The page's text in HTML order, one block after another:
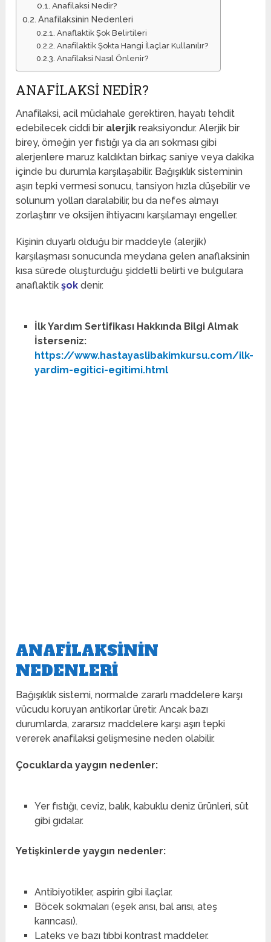
Anafilaksi Nedir?
Anafilaksinin Nedenleri
Anaflaktik Şok Belirtileri
Anafilaktik Şokta Hangi İlaçlar Kullanılır?
Anafilaksi Nasıl Önlenir?
ANAFILAKSI NEDIR?
Anafilaksi, acil müdahale gerektiren, hayatı tehdit
edebilecek ciddi bir alerjik reaksiyondur. Alerjik bir
birey, örneğin yer fıstığı ya da arı sokması gibi
alerjenlere maruz kaldıktan birkaç saniye veya dakika
içinde bu durumla karşılaşabilir. Bağışıklık sisteminin
aşırı tepki vermesi sonucu, tansiyon hızla düşebilir ve
solunum yolları daralabilir, bu da nefes almayı
zorlaştırır ve oksijen ihtiyacını karşılamayı engeller.
Kişinin duyarlı olduğu bir maddeyle (alerjik)
karşılaşması sonucunda meydana gelen anaflaksinin
kısa sürede oluşturduğu şiddetli belirti ve bulgulara
anaflaktikşok denir.
İlk Yardım Sertifikası Hakkında Bilgi Almak
İsterseniz:
https://www.hastayaslibakimkursu.com/ilk-
yardim-egitici-egitimi.html
ANAFILAKSININ
NEDENLERI
Bağışıklık sistemi, normalde zararlı maddelere karşı
vücudu koruyan antikorlar üretir. Ancak bazı
durumlarda, zararsız maddelere karşı aşırı tepki
vererek anafilaksi gelişmesine neden olabilir.
Çocuklarda yaygın nedenler:
Yer fıstığı, ceviz, balık, kabuklu deniz ürünleri, süt
gibi gıdalar.
Yetişkinlerde yaygın nedenler:
Antibiyotikler, aspirin gibi ilaçlar.
Böcek sokmaları (eşek arısı, bal arısı, ateş
karıncası).
Lateks ve bazı tıbbi kontrast maddeler.